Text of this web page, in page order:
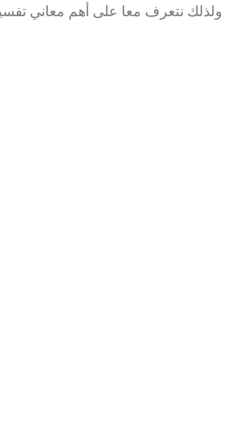
نتعرف معا على أهم معاني